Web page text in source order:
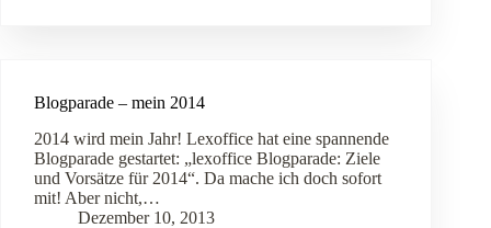
Blogparade – mein 2014
2014 wird mein Jahr! Lexoffice hat eine spannende
Blogparade gestartet: „lexoffice Blogparade: Ziele
und Vorsätze für 2014“. Da mache ich doch sofort
mit! Aber nicht,…
Dezember 10, 2013